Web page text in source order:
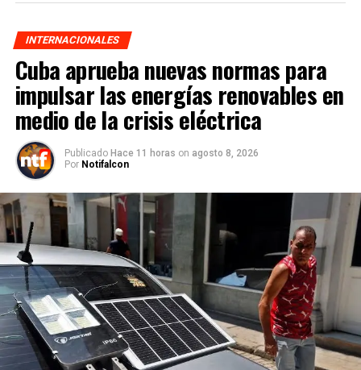
INTERNACIONALES
Cuba aprueba nuevas normas para
impulsar las energías renovables en
medio de la crisis eléctrica
Publicado Hace 11 horas on agosto 8, 2026
Por Notifalcon